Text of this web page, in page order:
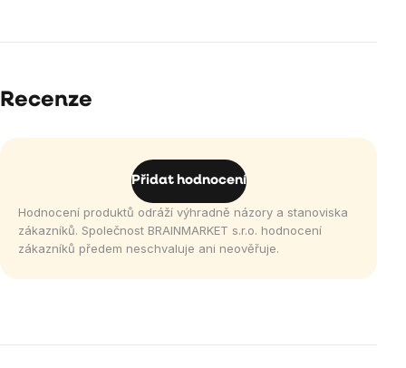
Recenze
Přidat hodnocení
Hodnocení produktů odráží výhradně názory a stanoviska
zákazníků. Společnost BRAINMARKET s.r.o. hodnocení
zákazníků předem neschvaluje ani neověřuje.